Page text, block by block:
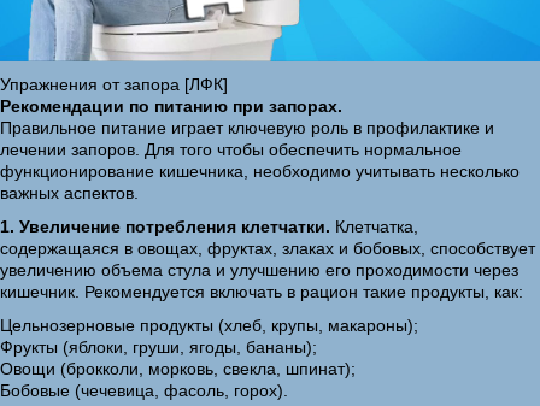
Упражнения от запора [ЛФК]
Рекомендации по питанию при запорах.
Правильное питание играет ключевую роль в профилактике и
лечении запоров. Для того чтобы обеспечить нормальное
функционирование кишечника, необходимо учитывать несколько
важных аспектов.
1. Увеличение потребления клетчатки. Клетчатка,
содержащаяся в овощах, фруктах, злаках и бобовых, способствует
увеличению объема стула и улучшению его проходимости через
кишечник. Рекомендуется включать в рацион такие продукты, как:
Цельнозерновые продукты (хлеб, крупы, макароны);
Фрукты (яблоки, груши, ягоды, бананы);
Овощи (брокколи, морковь, свекла, шпинат);
Бобовые (чечевица, фасоль, горох).